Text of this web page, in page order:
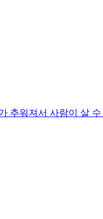
추워져서 사람이 살